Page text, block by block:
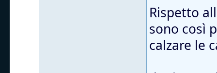
Rispetto
sono così
calzare le